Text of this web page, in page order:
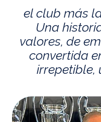
el club más
Una
valores, de
convertida
irrepetible,